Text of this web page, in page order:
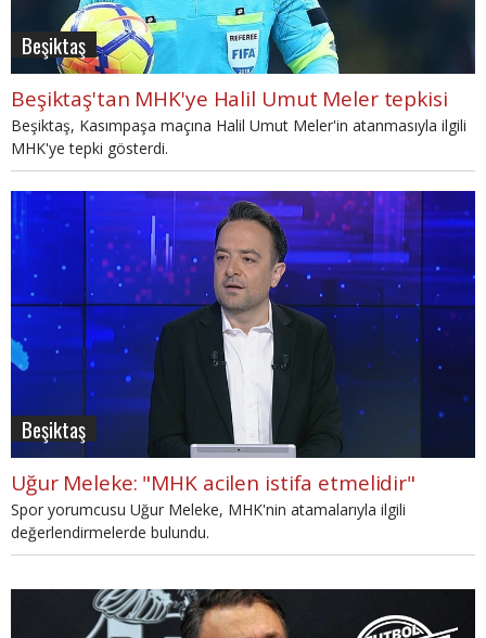
Beşiktaş
Beşiktaş'tan MHK'ye Halil Umut Meler tepkisi
Beşiktaş, Kasımpaşa maçına Halil Umut Meler'in atanmasıyla ilgili
MHK'ye tepki gösterdi.
Beşiktaş
Uğur Meleke: "MHK acilen istifa etmelidir"
Spor yorumcusu Uğur Meleke, MHK'nin atamalarıyla ilgili
değerlendirmelerde bulundu.